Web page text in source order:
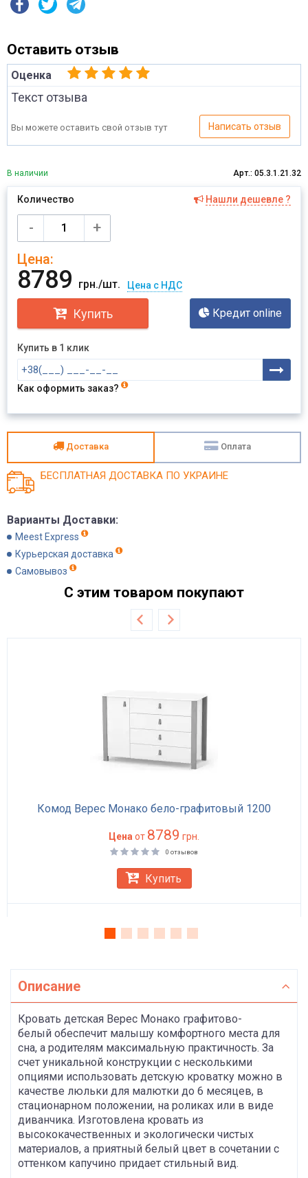
Оставить отзыв
Оценка
Текст отзыва
Вы можете оставить свой отзыв тут Написать отзыв
В наличии Арт.: 05.3.1.21.32
Количество Нашли дешевле ?
-
+
Цена:
8789 грн./шт. Цена с НДС
Купить Кредит online
Купить в 1 клик
Как оформить заказ?
Доставка Оплата
БЕСПЛАТНАЯ ДОСТАВКА ПО УКРАИНЕ
Варианты Доставки:
Meest Express
Курьерская доставка
Самовывоз
С этим товаром покупают
Комод Верес Монако бело-графитовый 1200
Цена от 8789 грн.
0 отзывов
Купить
Описание
Кровать детская Верес Монако графитово-
белый обеспечит малышу комфортного места для
сна, а родителям максимальную практичность. За
счет уникальной конструкции с несколькими
опциями использовать детскую кроватку можно в
качестве люльки для малютки до 6 месяцев, в
стационарном положении, на роликах или в виде
диванчика. Изготовлена кровать из
высококачественных и экологически чистых
материалов, а приятный белый цвет в сочетании с
оттенком капучино придает стильный вид.